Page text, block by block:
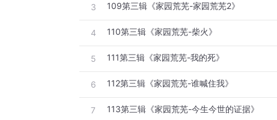
3 109第三辑《家园荒芜-家园荒芜2》
4 110第三辑《家园荒芜-柴火》
5 111第三辑《家园荒芜-我的死》
6 112第三辑《家园荒芜-谁喊住我》
7 113第三辑《家园荒芜-今生今世的证据》